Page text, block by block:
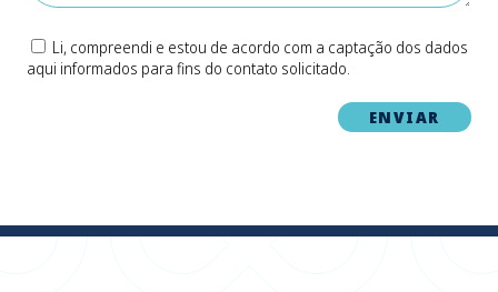
Li, compreendi e estou de acordo com a captação dos dados
aqui informados para fins do contato solicitado.